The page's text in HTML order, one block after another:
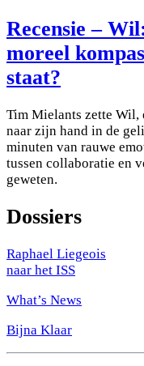
Recensie –
moreel
staat?
Tim Mielants zette Wil,
naar zijn hand in de
minuten van rauwe
tussen collaboratie en
geweten.
Dossiers
Raphael Liegeois
naar het ISS
What’s News
Bijna Klaar